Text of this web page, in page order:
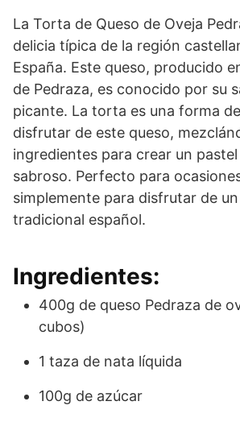
La Torta de Queso de Oveja
delicia típica de la región
España. Este queso, producido
de Pedraza, es conocido por su
picante. La torta es una forma
disfrutar de este queso,
ingredientes para crear un
sabroso. Perfecto para
simplemente para disfrutar de
tradicional español.
Ingredientes:
400g de queso Pedraza de
cubos)
1 taza de nata líquida
100g de azúcar